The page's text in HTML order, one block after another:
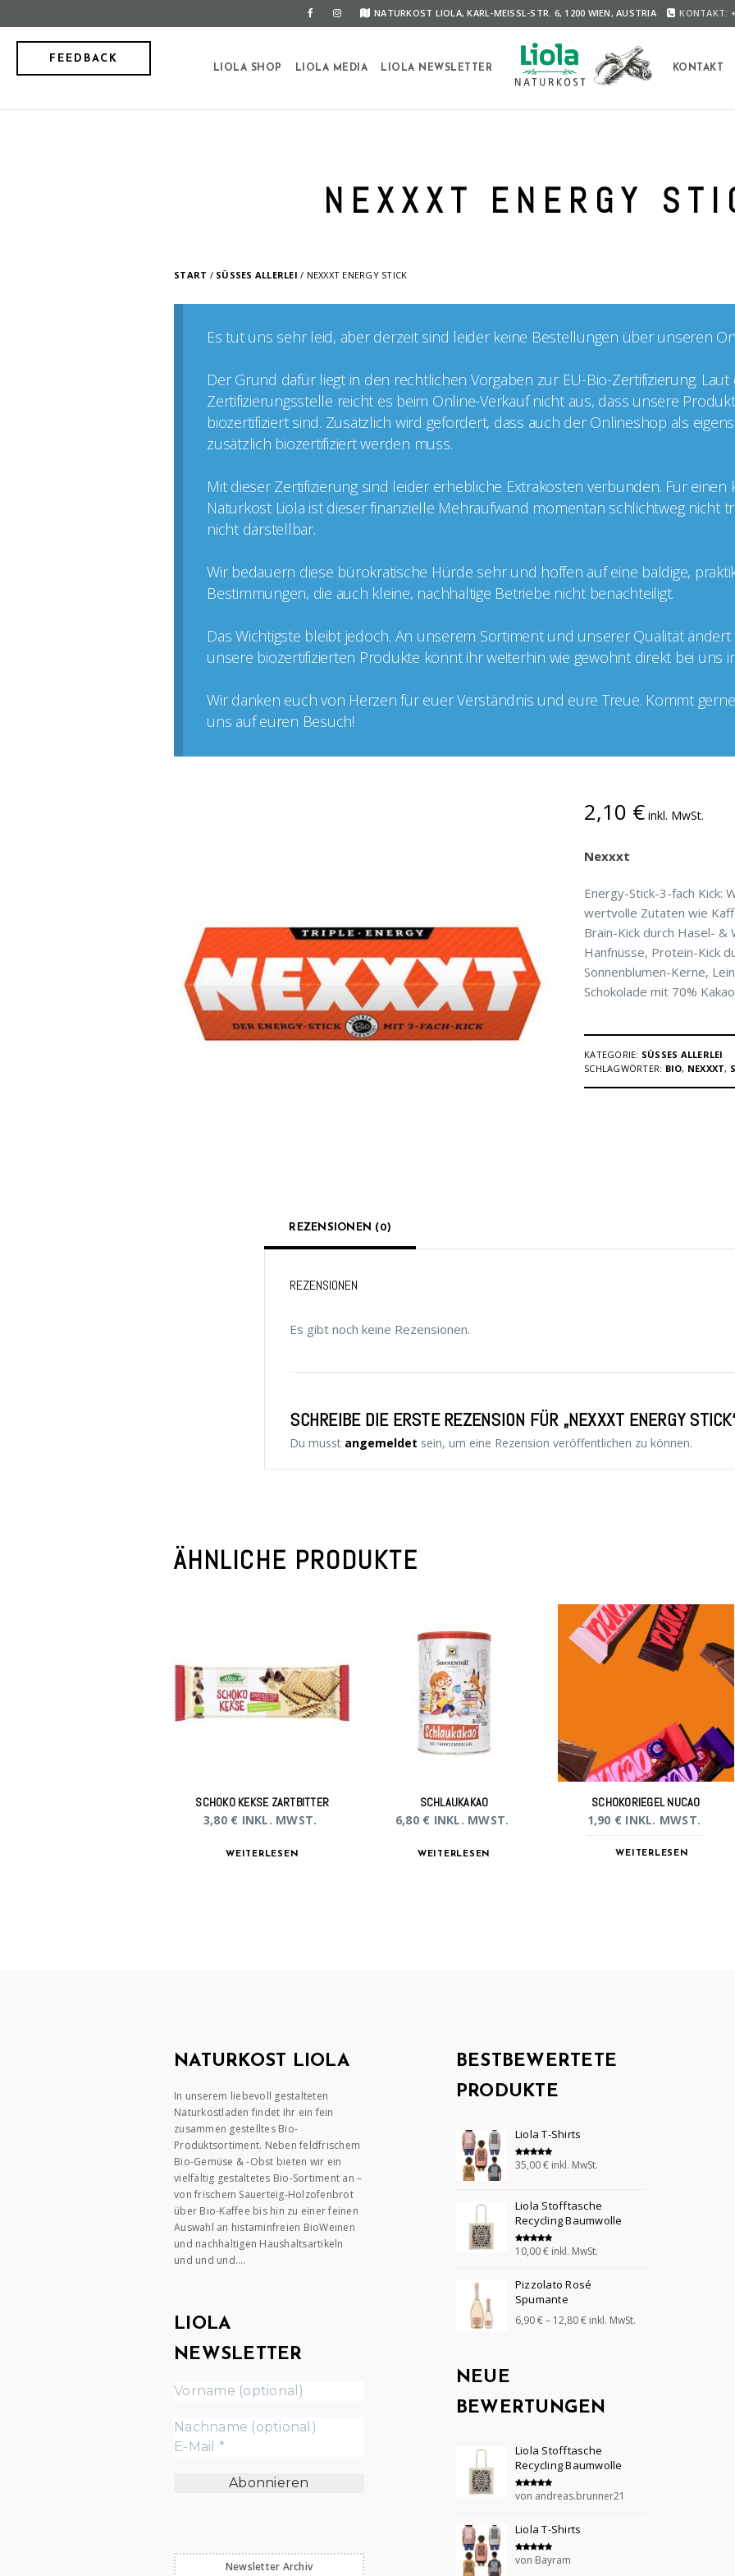
NATURKOST LIOLA, KARL-MEISSL-STR. 6, 1200 WIEN, AUSTRIA KONTAKT:
FEEDBACK
LIOLA SHOP LIOLA MEDIA LIOLA NEWSLETTER KONTAKT
NEXXXT ENERGY
START / SÜSSES ALLERLEI / NEXXXT ENERGY STICK
Es tut uns sehr leid, aber derzeit sind leider keine Bestellungen über unseren
Der Grund dafür liegt in den rechtlichen Vorgaben zur EU-Bio-Zertifizierung.
Zertifizierungsstelle reicht es beim Online-Verkauf nicht aus, dass unsere
biozertifiziert sind. Zusätzlich wird gefordert, dass auch der Onlineshop als
zusätzlich biozertifiziert werden muss.
Mit dieser Zertifizierung sind leider erhebliche Extrakosten verbunden. Für einen
Naturkost Liola ist dieser finanzielle Mehraufwand momentan schlichtweg nicht
nicht darstellbar.
Wir bedauern diese bürokratische Hürde sehr und hoffen auf eine baldige,
Bestimmungen, die auch kleine, nachhaltige Betriebe nicht benachteiligt.
Das Wichtigste bleibt jedoch. An unserem Sortiment und unserer Qualität
unsere biozertifizierten Produkte könnt ihr weiterhin wie gewohnt direkt bei uns
Wir danken euch von Herzen für euer Verständnis und eure Treue. Kommt
uns auf euren Besuch!
2,10 € inkl. MwSt.
Nexxxt
Energy-Stick-3-fach Kick:
wertvolle Zutaten wie
Brain-Kick durch Hasel- &
Hanfnüsse, Protein-Kick
Sonnenblumen-Kerne,
Schokolade mit 70%
KATEGORIE: SÜSSES ALLERLEI
SCHLAGWÖRTER: BIO, NEXXXT,
REZENSIONEN (0)
REZENSIONEN
Es gibt noch keine Rezensionen.
SCHREIBE DIE ERSTE REZENSION FÜR „NEXXXT ENERGY
Du musst angemeldet sein, um eine Rezension veröffentlichen zu können.
ÄHNLICHE PRODUKTE
SCHOKO KEKSE ZARTBITTER
3,80 € INKL. MWST.
WEITERLESEN
SCHLAUKAKAO
6,80 € INKL. MWST.
WEITERLESEN
SCHOKORIEGEL NUCAO
1,90 € INKL. MWST.
WEITERLESEN
NATURKOST LIOLA
In unserem liebevoll gestalteten
Naturkostladen findet Ihr ein fein
zusammen gestelltes Bio-
Produktsortiment. Neben feldfrischem
Bio-Gemüse & -Obst bieten wir ein
vielfältig gestaltetes Bio-Sortiment an –
von frischem Sauerteig-Holzofenbrot
über Bio-Kaffee bis hin zu einer feinen
Auswahl an histaminfreien BioWeinen
und nachhaltigen Haushaltsartikeln
und und und….
LIOLA
NEWSLETTER
Newsletter Archiv
BESTBEWERTETE
PRODUKTE
Liola T-Shirts
Bewertet mit
5.00
35,00€ inkl. MwSt.
Liola Stofftasche
Recycling Baumwolle
Bewertet mit
5.00
10,00€ inkl. MwSt.
Pizzolato Rosé
Spumante
6,90€– 12,80€ inkl. MwSt.
NEUE
BEWERTUNGEN
Liola Stofftasche
Recycling Baumwolle
Bewertet mit
von andreas.brunner21
Liola T-Shirts
Bewertet mit
von Bayram